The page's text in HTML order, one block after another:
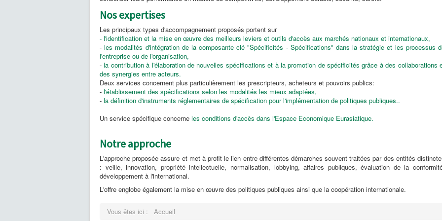
Nos expertises
Les principaux types d'accompagnement proposés portent sur
- l'identification et la mise en œuvre des meilleurs leviers et outils d'accès aux marchés nationaux et internationaux,
- les modalités d'intégration de la composante clé "Spécificités - Spécifications" dans la stratégie et les processus
l'entreprise ou de l'organisation,
-la contribution à l'élaboration de nouvelles spécifications et à la promotion de spécificités grâce à des collaborations
des synergies entre acteurs.
Deux services concernent plus particulièrement les prescripteurs, acheteurs et pouvoirs publics:
- l'établissement des spécifications selon les modalités les mieux adaptées,
- la définition d'instruments réglementaires de spécification pour l'implémentation de politiques publiques..
Un service spécifique concerne les conditions d'accès dans l'Espace Economique Eurasiatique.
Notre approche
L'approche proposée assure et met à profit le lien entre différentes démarches souvent traitées par des entités
: veille, innovation, propriété intellectuelle, normalisation, lobbying, affaires publiques, évaluation de la
développement à l'international.
L'offre englobe également la mise en œuvre des politiques publiques ainsi que la coopération internationale.
Vous êtes ici : Accueil